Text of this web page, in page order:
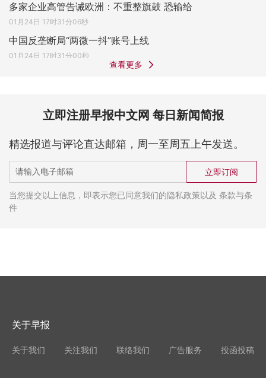
多家企业高管告诫欧洲：不重整旗鼓 恐输给
01月24日 17时31分06秒
中国反垄断局“两微一抖”账号上线
01月24日 17时31分00秒
查看更多
立即注册早报中文网 每日新闻简报
精选报道与评论直达邮箱，周一至周五上午发送。
立即订阅
当您提交以上信息，即表示您已同意我们的隐私政策以及 条款与条
件
关于早报
关于我们 关注我们 联络我们 广告服务 投函投稿